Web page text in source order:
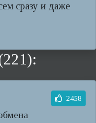
сразу и даже
2458